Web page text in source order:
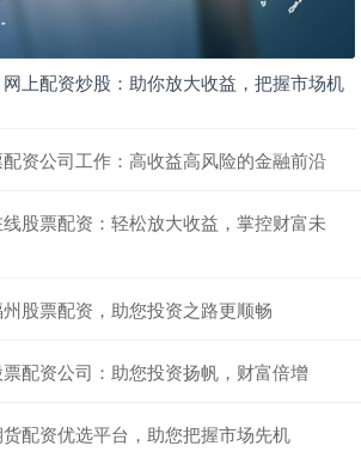
上配资炒股：助你放大收益，把握市场机
资公司工作：高收益高风险的金融前沿
股票配资：轻松放大收益，掌控财富未
股票配资，助您投资之路更顺畅
配资公司：助您投资扬帆，财富倍增
配资优选平台，助您把握市场先机